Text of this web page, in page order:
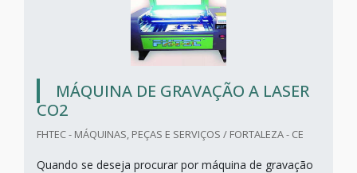
MÁQUINA DE GRAVAÇÃO A LASER
CO2
FHTEC - MÁQUINAS, PEÇAS E SERVIÇOS / FORTALEZA - CE
Quando se deseja procurar por máquina de gravação